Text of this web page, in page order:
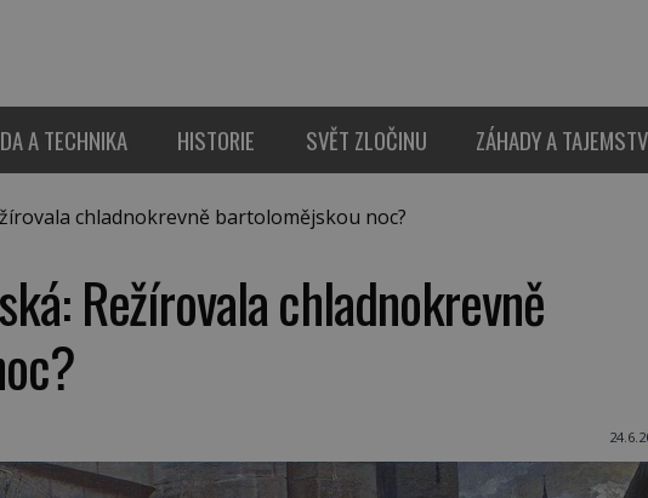
A TECHNIKA HISTORIE SVĚT ZLOČINU ZÁHADY A
chladnokrevně bartolomějskou noc?
Režírovala chladnokrevně